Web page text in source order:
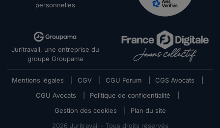
personnelles
Juritravail, une entreprise du
groupe Groupama
Mentions légales CGV CGU Forum CGS Avocats
CGU Avocats
Politique de confidentialité
Gestion des cookies
Plan du site
2026 Juritravail - Tous droits réservés